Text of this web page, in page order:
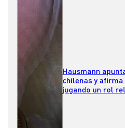
Hausmann
chilenas y afirma
jugando un rol